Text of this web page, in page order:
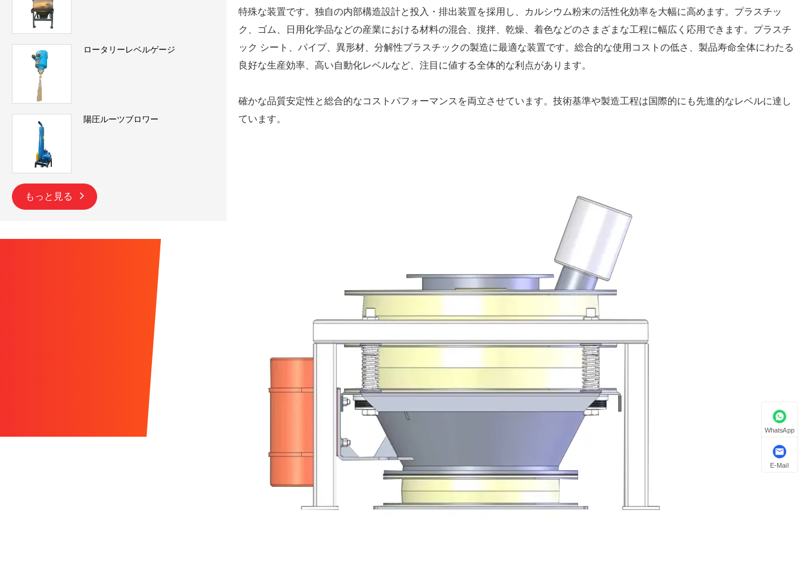
ロータリーレベルゲージ
陽圧ルーツブロワー
もっと見る
特殊な装置です。独自の内部構造設計と投入・排出装置を採用し、カルシウム粉末の活性化効率を大幅に高めます。プラスチッ
ク、ゴム、日用化学品などの産業における材料の混合、撹拌、乾燥、着色などのさまざまな工程に幅広く応用できます。プラスチ
ック シート、パイプ、異形材、分解性プラスチックの製造に最適な装置です。総合的な使用コストの低さ、製品寿命全体にわたる
良好な生産効率、高い自動化レベルなど、注目に値する全体的な利点があります。
確かな品質安定性と総合的なコストパフォーマンスを両立させています。技術基準や製造工程は国際的にも先進的なレベルに達し
ています。
WhatsApp
E-Mail